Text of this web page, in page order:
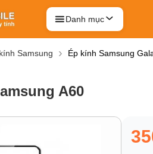
Danh mục
Samsung Ép kính Samsung
A60